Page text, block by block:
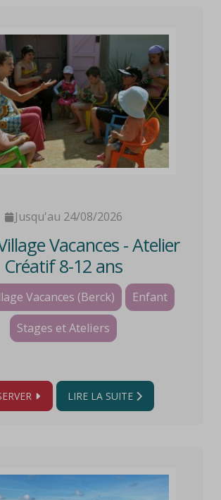
Jusqu'au 24/08/2026
Vacances - Atelier
Créatif 8-12 ans
Vacances (Berck)
Enfant
Stages et Ateliers
LIRE LA SUITE